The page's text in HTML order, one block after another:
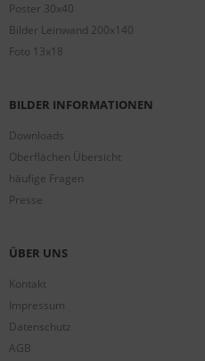
Poster 30x40
Bilder Leinwand 200x140
Foto 13x18
BILDER INFORMATIONEN
Downloads
Oberflächen Übersicht
häufige Fragen
Presse
ÜBER UNS
Kontakt
Impressum
Datenschutz
AGB